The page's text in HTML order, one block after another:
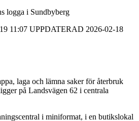
11:07 UPPDATERAD 2026-02-18
laga och lämna saker för återbruk
på Landsvägen 62 i centrala
i miniformat, i en butikslokal